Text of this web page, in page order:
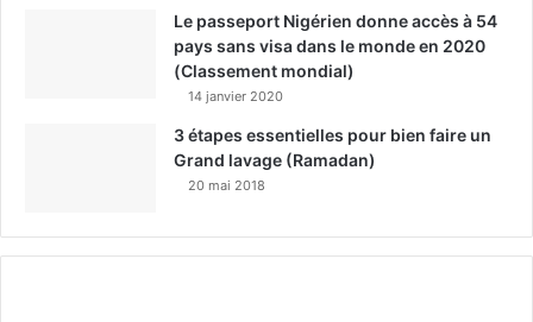
Le passeport Nigérien donne accès à 54
pays sans visa dans le monde en 2020
(Classement mondial)
14 janvier 2020
3 étapes essentielles pour bien faire un
Grand lavage (Ramadan)
20 mai 2018